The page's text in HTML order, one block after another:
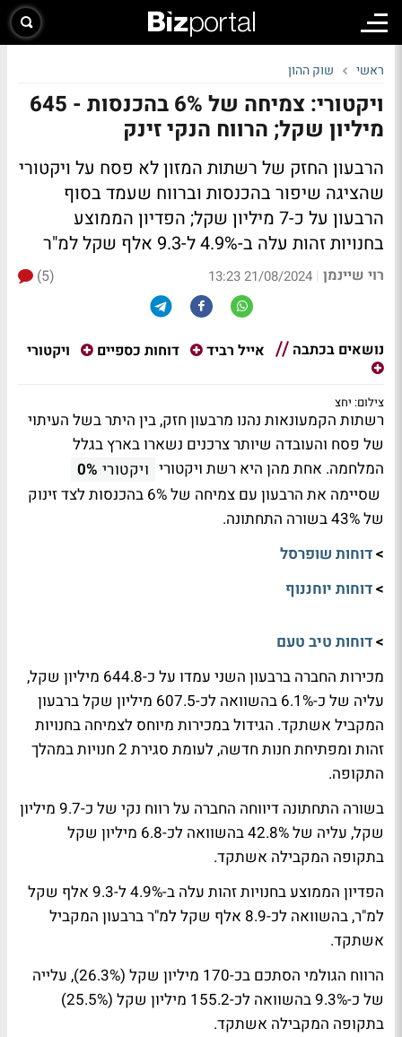
ראשי שוק ההון
ויקטורי: צמיחה של 6% בהכנסות - 645
מיליון שקל; הרווח הנקי זינק
הרבעון החזק של רשתות המזון לא פסח על ויקטורי
שהציגה שיפור בהכנסות וברווח שעמד בסוף
הרבעון על כ-7 מיליון שקל; הפדיון הממוצע
בחנויות זהות עלה ב-4.9% ל-9.3 אלף שקל למ"ר
רוי שיינמן |
21/08/2024 13:23
(5)
נושאים בכתבה אייל רביד דוחות כספיים ויקטורי
צילום: יחצ
רשתות הקמעונאות נהנו מרבעון חזק, בין היתר בשל העיתוי
של פסח והעובדה שיותר צרכנים נשארו בארץ בגלל
המלחמה. אחת מהן היא רשת ויקטורי ויקטורי 0%
שסיימה את הרבעון עם צמיחה של 6% בהכנסות לצד זינוק
של 43% בשורה התחתונה.
>דוחות שופרסל
>דוחות יוחננוף
>דוחות טיב טעם
מכירות החברה ברבעון השני עמדו על כ-644.8 מיליון שקל,
עליה של כ-6.1% בהשוואה לכ-607.5 מיליון שקל ברבעון
המקביל אשתקד. הגידול במכירות מיוחס לצמיחה בחנויות
זהות ומפתיחת חנות חדשה, לעומת סגירת 2 חנויות במהלך
התקופה.
בשורה התחתונה דיווחה החברה על רווח נקי של כ-9.7 מיליון
שקל, עליה של 42.8% בהשוואה לכ-6.8 מיליון שקל
בתקופה המקבילה אשתקד.
הפדיון הממוצע בחנויות זהות עלה ב-4.9% ל-9.3 אלף שקל
למ"ר, בהשוואה לכ-8.9 אלף שקל למ"ר ברבעון המקביל
אשתקד.
הרווח הגולמי הסתכם בכ-170 מיליון שקל (26.3%), עלייה
של כ-9.3% בהשוואה לכ-155.2 מיליון שקל (25.5%)
בתקופה המקבילה אשתקד.